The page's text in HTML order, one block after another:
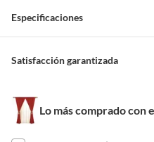
Especificaciones
Detalle de la garantía
Espacio recomendado
Satisfacción garantizada
de la compra.
Debe estar en perfecto estado,
Lo más comprado con